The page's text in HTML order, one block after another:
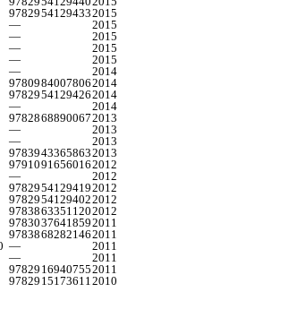
97829541294332015
—
2015
—
2015
—
2015
—
2015
—
2014
97809840078062014
97829541294262014
—
2014
97828688900672013
—
2013
—
2013
97839433658632013
97910916560162012
—
2012
97829541294192012
97829541294022012
97838633511202012
97830376418592011
97838682821462011
—
2011
—
2011
97829169407552011
97829151736112010